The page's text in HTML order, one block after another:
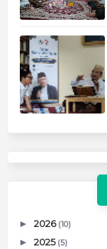
► 2026 (10)
► 2025 (5)